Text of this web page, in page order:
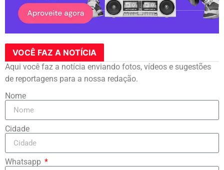
VOCÊ FAZ A NOTÍCIA
Aqui você faz a notícia enviando fotos, vídeos e sugestões
de reportagens para a nossa redação.
Nome
Cidade
Whatsapp